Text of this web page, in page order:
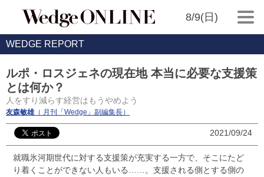
8/9(日)
WEDGE REPORT
ルポ・ロスジェネの現在地 本当に必要な支援策
とは何か？
人をすり減らす経営はもうやめよう
友森敏雄（ 月刊「Wedge」副編集長）
2021/09/24
就職氷河期世代に対する支援策が充実する一方で、そこにたど
り着くことができない人もいる……。支援される側とする側の